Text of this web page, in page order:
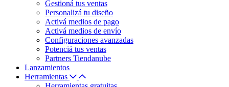
Gestioná tus ventas
Personalizá tu diseño
Activá medios de pago
Activá medios de envío
Configuraciones avanzadas
Potenciá tus ventas
Partners Tiendanube
Lanzamientos
Herramientas